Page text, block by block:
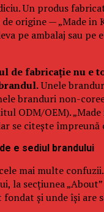
Un produs
origine — „Made in
pe ambalaj sau pe
de fabricație nu e
Unele
branduri non-
ODM/OEM). „Made
se citește împreună
e sediul brandului
mai multe
la secțiunea
fondat și unde își are